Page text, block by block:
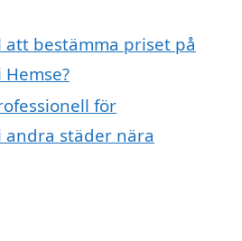
bestämma priset på
för
städer nära